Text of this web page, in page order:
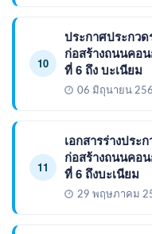
10
ประกาศประกวด
ก่อสร้างถนนคอ
ที่ 6 ถึง บะเนียม
06 มิถุนายน
11
เอกสารร่างประ
ก่อสร้างถนนคอ
ที่ 6 ถึงบะเนียม
29 พฤษภาคม